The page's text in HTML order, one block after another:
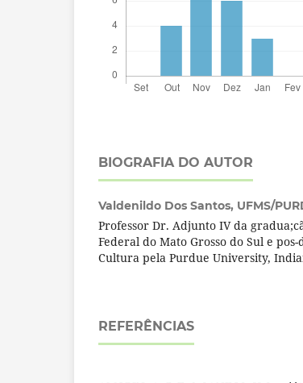
BIOGRAFIA DO AUTOR
Valdenildo Dos Santos, UFMS/
Professor Dr. Adjunto IV da
Federal do Mato Grosso do Sul e
Cultura pela Purdue University,
REFERÊNCIAS